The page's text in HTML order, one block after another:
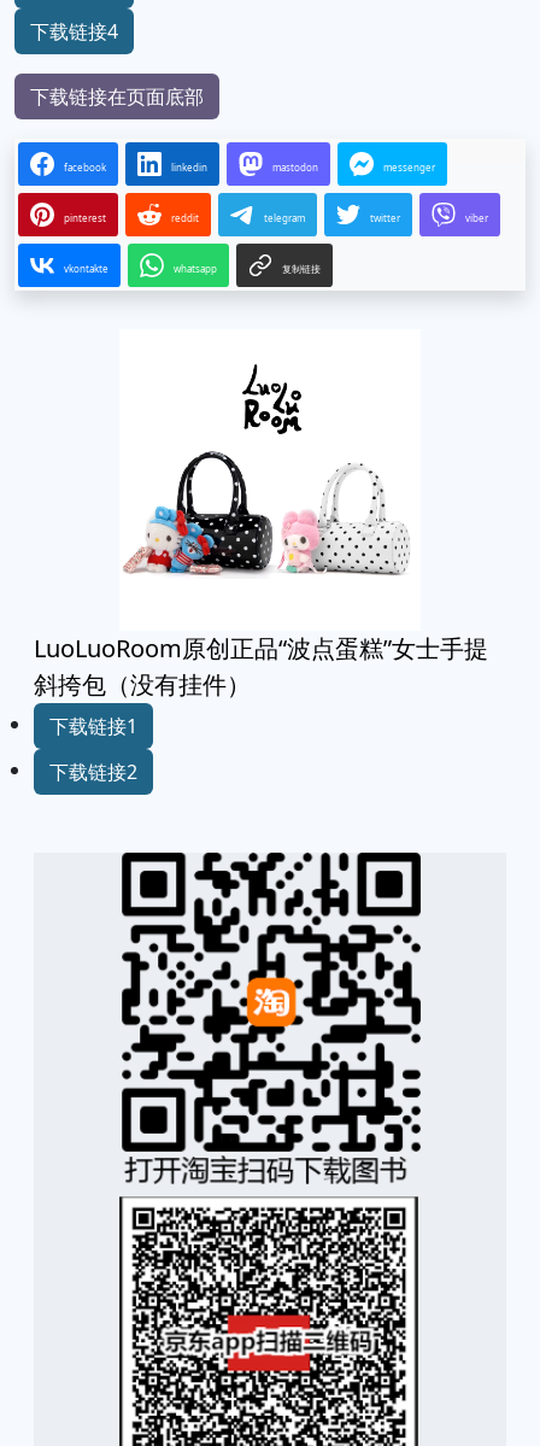
下载链接4
下载链接在页面底部
facebook linkedin mastodon messenger
pinterest reddit telegram twitter viber
vkontakte whatsapp 复制链接
LuoLuoRoom原创正品“波点蛋糕”女士手提
斜挎包（没有挂件）
下载链接1
下载链接2